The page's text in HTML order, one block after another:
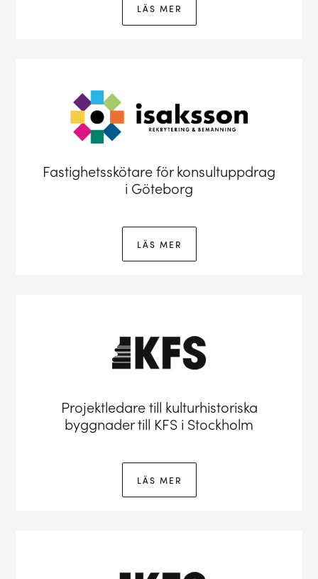
LÄS MER
Fastighetsskötare för konsultuppdrag
i Göteborg
LÄS MER
Projektledare till kulturhistoriska
byggnader till KFS i Stockholm
LÄS MER